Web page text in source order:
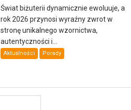
Świat biżuterii dynamicznie ewoluuje, a
rok 2026 przynosi wyraźny zwrot w
stronę unikalnego wzornictwa,
autentyczności i...
Aktualności Porady